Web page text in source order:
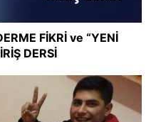
FİKRİ ve “YENİ
DERSİ